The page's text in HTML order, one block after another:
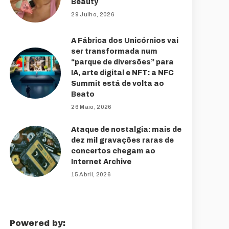
Beauty
29 Julho, 2026
A Fábrica dos Unicórnios vai
ser transformada num
“parque de diversões” para
IA, arte digital e NFT: a NFC
Summit está de volta ao
Beato
26 Maio, 2026
Ataque de nostalgia: mais de
dez mil gravações raras de
concertos chegam ao
Internet Archive
15 Abril, 2026
Powered by: